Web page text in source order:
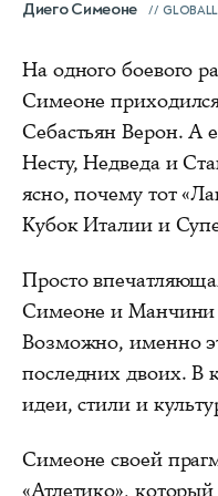
Диего Симеоне
На одного боевого
Симеоне
Себастьян Верон. А
Несту, Недведа и
ясно, почему тот
Кубок Италии и
Просто
Симеоне и Манчини
Возможно, именно
последних двоих. В
идеи, стили и
Симеоне своей